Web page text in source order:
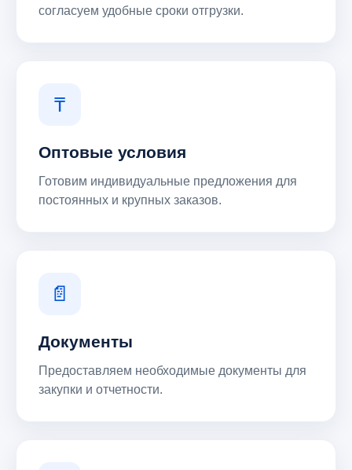
согласуем удобные сроки отгрузки.
₸
Оптовые условия
Готовим индивидуальные предложения для
постоянных и крупных заказов.
📄
Документы
Предоставляем необходимые документы для
закупки и отчетности.